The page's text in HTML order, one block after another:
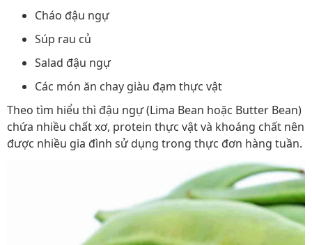
Cháo đậu ngự
Súp rau củ
Salad đậu ngự
Các món ăn chay giàu đạm thực vật
Theo tìm hiểu thì đậu ngự (Lima Bean hoặc Butter Bean)
chứa nhiều chất xơ, protein thực vật và khoáng chất nên
được nhiều gia đình sử dụng trong thực đơn hàng tuần.